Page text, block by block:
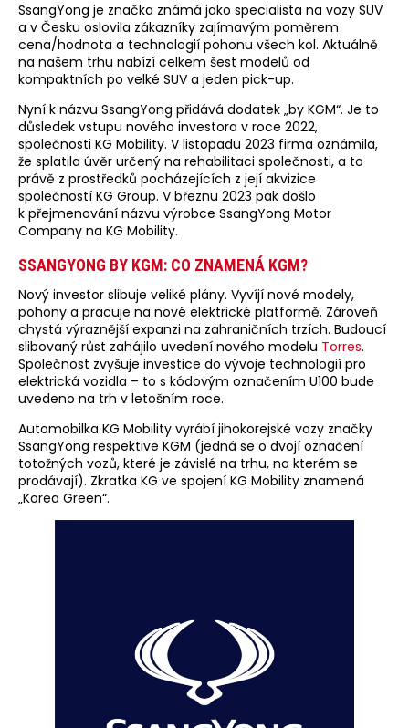
SsangYong je značka známá jako specialista na vozy SUV
a v Česku oslovila zákazníky zajímavým poměrem
cena/hodnota a technologií pohonu všech kol. Aktuálně
na našem trhu nabízí celkem šest modelů od
kompaktních po velké SUV a jeden pick-up.
Nyní k názvu SsangYong přidává dodatek „by KGM“. Je to
důsledek vstupu nového investora v roce 2022,
společnosti KG Mobility. V listopadu 2023 firma oznámila,
že splatila úvěr určený na rehabilitaci společnosti, a to
právě z prostředků pocházejících z její akvizice
společností KG Group. V březnu 2023 pak došlo
k přejmenování názvu výrobce SsangYong Motor
Company na KG Mobility.
SSANGYONG BY KGM: CO ZNAMENÁ KGM?
Nový investor slibuje veliké plány. Vyvíjí nové modely,
pohony a pracuje na nové elektrické platformě. Zároveň
chystá výraznější expanzi na zahraničních trzích. Budoucí
slibovaný růst zahájilo uvedení nového modelu Torres.
Společnost zvyšuje investice do vývoje technologií pro
elektrická vozidla – to s kódovým označením U100 bude
uvedeno na trh v letošním roce.
Automobilka KG Mobility vyrábí jihokorejské vozy značky
SsangYong respektive KGM (jedná se o dvojí označení
totožných vozů, které je závislé na trhu, na kterém se
prodávají). Zkratka KG ve spojení KG Mobility znamená
„Korea Green“.